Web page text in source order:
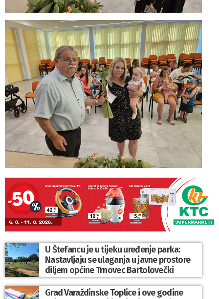
U Štefancu je u tijeku uređenje parka:
Nastavljaju se ulaganja u javne prostore
diljem općine Trnovec Bartolovečki
Grad Varaždinske Toplice i ove godine